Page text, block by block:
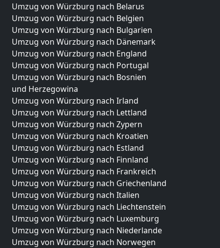
Umzug von Würzburg nach Belarus
Umzug von Würzburg nach Belgien
Umzug von Würzburg nach Bulgarien
Umzug von Würzburg nach Dänemark
Umzug von Würzburg nach England
Umzug von Würzburg nach Portugal
Umzug von Würzburg nach Bosnien
und Herzegowina
Umzug von Würzburg nach Irland
Umzug von Würzburg nach Lettland
Umzug von Würzburg nach Zypern
Umzug von Würzburg nach Kroatien
Umzug von Würzburg nach Estland
Umzug von Würzburg nach Finnland
Umzug von Würzburg nach Frankreich
Umzug von Würzburg nach Griechenland
Umzug von Würzburg nach Italien
Umzug von Würzburg nach Liechtenstein
Umzug von Würzburg nach Luxemburg
Umzug von Würzburg nach Niederlande
Umzug von Würzburg nach Norwegen